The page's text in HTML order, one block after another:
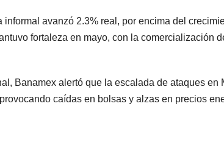
informal avanzó 2.3% real, por encima del
fortaleza en mayo, con la comercialización
Banamex alertó que la escalada de ataques
caídas en bolsas y alzas en precios